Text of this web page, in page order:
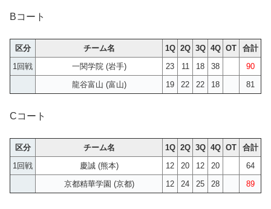
Bコート
区分 チーム名 1Q 2Q 3Q 4Q OT
合計
1回戦
一関学院 (岩手) 23 11 18 38
90
龍谷富山 (富山)
19 22 22 18 81
Cコート
区分 チーム名 1Q 2Q 3Q 4Q OT
合計
1回戦
慶誠 (熊本) 12 20 12 20
64
京都精華学園 (京都)
12 24 25 28 89